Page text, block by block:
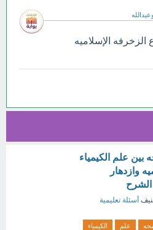
الإسلاميه
بين علم الكيمياء
وازدهار
أسئلة تعليمية
علم
الكيمياء